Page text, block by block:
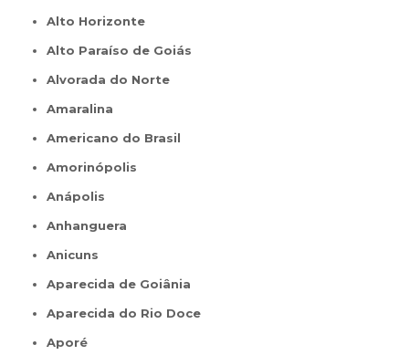
Alto Horizonte
Alto Paraíso de Goiás
Alvorada do Norte
Amaralina
Americano do Brasil
Amorinópolis
Anápolis
Anhanguera
Anicuns
Aparecida de Goiânia
Aparecida do Rio Doce
Aporé